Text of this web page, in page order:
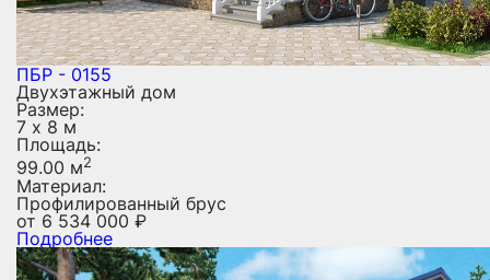
ПБР - 0155
Двухэтажный дом
Размер:
7 х 8 м
Площадь:
99.00 м2
Материал:
Профилированный брус
от 6 534 000 ₽
Подробнее